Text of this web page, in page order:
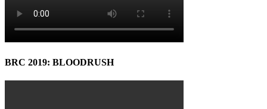
BRC 2019: BLOODRUSH